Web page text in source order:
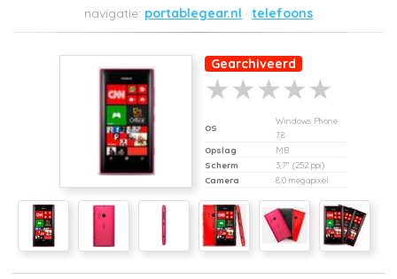
portablegear.nl telefoons
Gearchiveerd
OS
Windows Phone
7.8
Opslag
MB
Scherm
3,7" (252 ppi)
Camera
8,0 megapixel